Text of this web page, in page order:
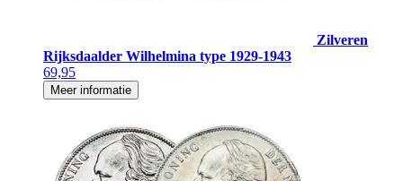
Zilveren
Rijksdaalder Wilhelmina type 1929-1943
69,95
Meer informatie